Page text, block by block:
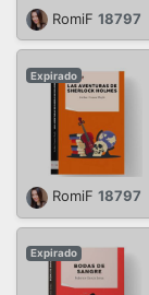
RomiF 18797
Expirado
RomiF 18797
Expirado